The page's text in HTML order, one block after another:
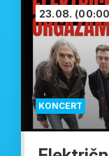
KONCERT
23.08.